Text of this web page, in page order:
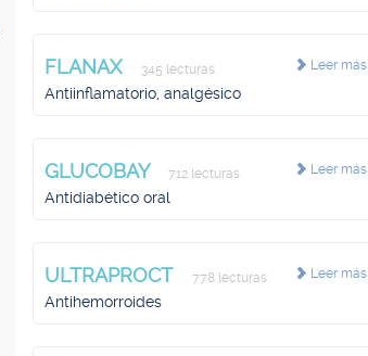
Leer más
FLANAX 345 lecturas
Antiinflamatorio, analgésico
Leer más
GLUCOBAY 712 lecturas
Antidiabético oral
Leer más
ULTRAPROCT 778 lecturas
Antihemorroides